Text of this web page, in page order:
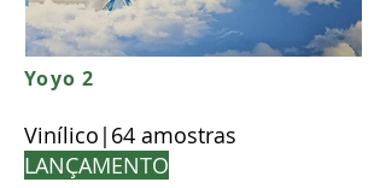
Yoyo 2
Vinílico|64 amostras
LANÇAMENTO